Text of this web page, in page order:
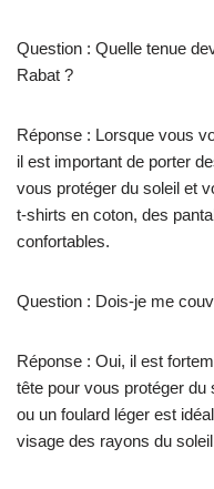
Question : Quelle tenue
Rabat ?
Réponse : Lorsque vous
il est important de porter
vous protéger du soleil et
t-shirts en coton, des
confortables.
Question : Dois-je me
Réponse : Oui, il est
tête pour vous protéger du
ou un foulard léger est
visage des rayons du